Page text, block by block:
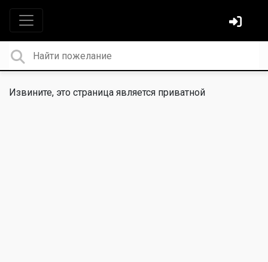
Извините, это страница является приватной